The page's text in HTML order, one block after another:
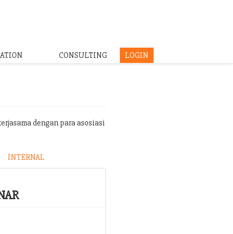
CONSULTING LOGIN
dengan para asosiasi
INTERNAL